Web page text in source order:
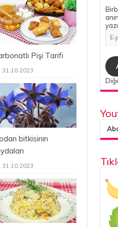
Pişi Tarifi
31.10.2023
bitkisinin
31.10.2023
E-